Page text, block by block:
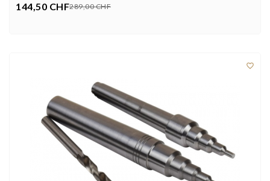
Prix
144,50 CHF Prix
289,00 CHF
